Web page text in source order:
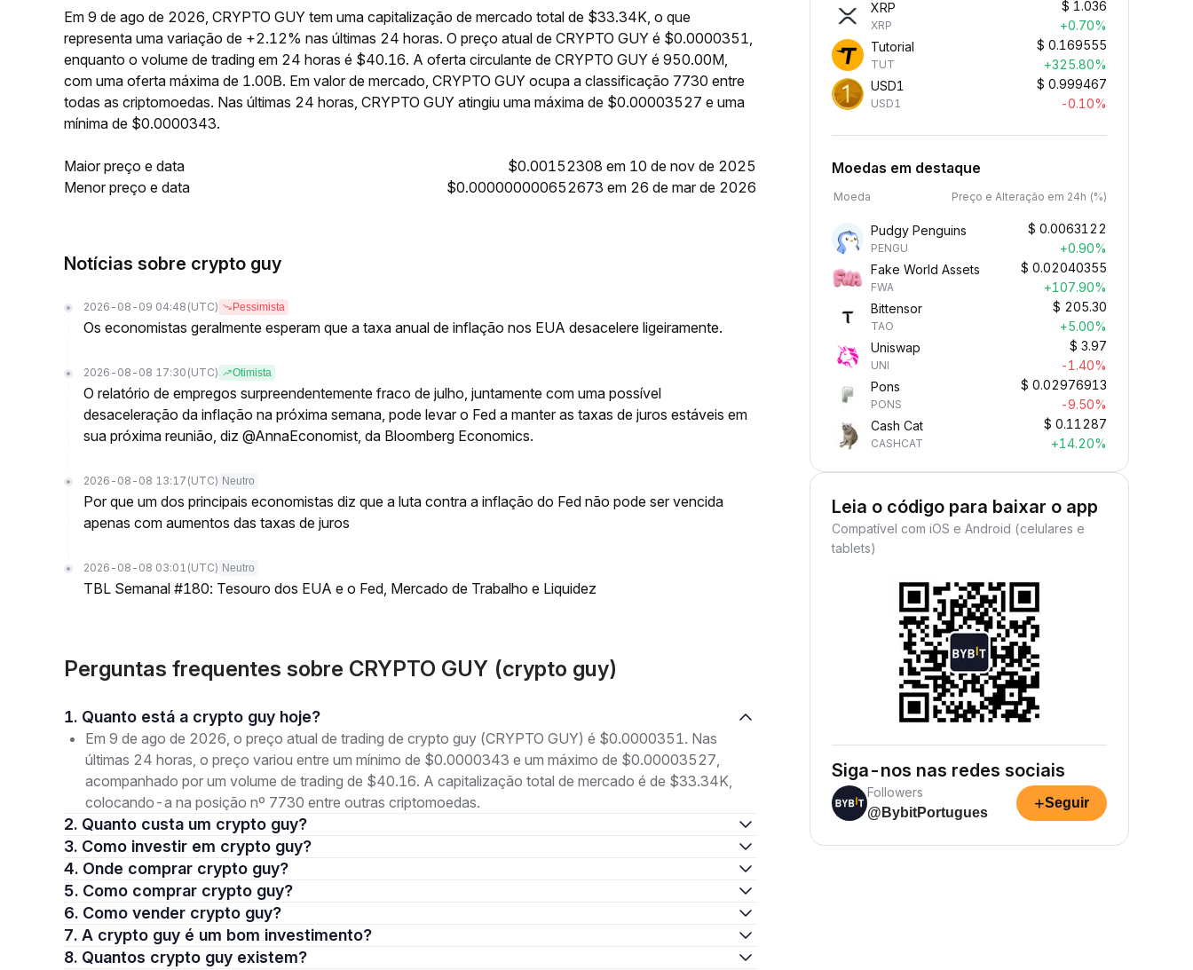
Em 9 de ago de 2026, CRYPTO GUY tem uma capitalização de mercado total de $33.34K, o que
representa uma variação de +2.12% nas últimas 24 horas. O preço atual de CRYPTO GUY é $0.0000351,
enquanto o volume de trading em 24 horas é $40.16. A oferta circulante de CRYPTO GUY é 950.00M,
com uma oferta máxima de 1.00B. Em valor de mercado, CRYPTO GUY ocupa a classificação 7730 entre
todas as criptomoedas. Nas últimas 24 horas, CRYPTO GUY atingiu uma máxima de $0.00003527 e uma
mínima de $0.0000343.
Maior preço e data
$0.00152308 em 10 de nov de 2025
Menor preço e data
$0.000000000652673 em 26 de mar de 2026
Notícias sobre crypto guy
2026-08-09 04:48 (UTC) Pessimista
Os economistas geralmente esperam que a taxa anual de inflação nos EUA desacelere ligeiramente.
2026-08-08 17:30 (UTC) Otimista
O relatório de empregos surpreendentemente fraco de julho, juntamente com uma possível
desaceleração da inflação na próxima semana, pode levar o Fed a manter as taxas de juros estáveis em
sua próxima reunião, diz @AnnaEconomist, da Bloomberg Economics.
2026-08-08 13:17 (UTC) Neutro
Por que um dos principais economistas diz que a luta contra a inflação do Fed não pode ser vencida
apenas com aumentos das taxas de juros
2026-08-08 03:01 (UTC) Neutro
TBL Semanal #180: Tesouro dos EUA e o Fed, Mercado de Trabalho e Liquidez
Perguntas frequentes sobre CRYPTO GUY (crypto guy)
1. Quanto está a crypto guy hoje?
Em 9 de ago de 2026, o preço atual de trading de crypto guy (CRYPTO GUY) é $0.0000351. Nas
últimas 24 horas, o preço variou entre um mínimo de $0.0000343 e um máximo de $0.00003527,
acompanhado por um volume de trading de $40.16. A capitalização total de mercado é de $33.34K,
colocando-a na posição nº 7730 entre outras criptomoedas.
2. Quanto custa um crypto guy?
3. Como investir em crypto guy?
4. Onde comprar crypto guy?
5. Como comprar crypto guy?
6. Como vender crypto guy?
7. A crypto guy é um bom investimento?
8. Quantos crypto guy existem?
XRP
XRP
$ 1.036
+0.70%
Tutorial
TUT
$ 0.169555
+325.80%
USD1
USD1
$ 0.999467
-0.10%
Moedas em destaque
Moeda Preço e Alteração em 24h (%)
Pudgy Penguins
PENGU
$ 0.0063122
+0.90%
Fake World Assets
FWA
$ 0.02040355
+107.90%
Bittensor
TAO
$ 205.30
+5.00%
Uniswap
UNI
$ 3.97
-1.40%
Pons
PONS
$ 0.02976913
-9.50%
Cash Cat
CASHCAT
$ 0.11287
+14.20%
Leia o código para baixar o app
Compatível com iOS e Android (celulares e
tablets)
Siga-nos nas redes sociais
Followers
@BybitPortugues
+Seguir